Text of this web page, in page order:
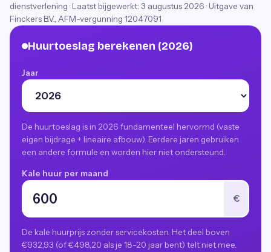
dienstverlening · Laatst bijgewerkt: 3 augustus 2026 · Uitgave van
Finckers B.V., AFM-vergunning 12047091
Huurtoeslag berekenen (2026)
Jaar
De huurtoeslag is in 2026 fundamenteel hervormd (vaste
eigen bijdrage + lineaire afbouw). Eerdere jaren gebruiken
een andere formule en worden hier niet ondersteund.
Kale huur per maand
€
De kale huurprijs zonder servicekosten. Het deel boven
€932,93 (of €498,20 als je 18-20 jaar bent) telt niet mee.